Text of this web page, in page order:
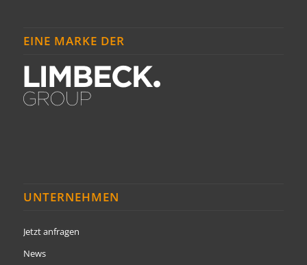
EINE MARKE DER
UNTERNEHMEN
Jetzt anfragen
News